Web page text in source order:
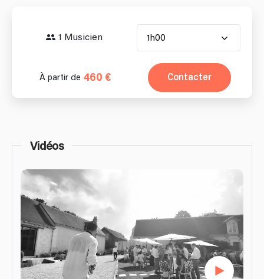
1 Musicien 1h00
À partir de 460 € Contacter
Vidéos